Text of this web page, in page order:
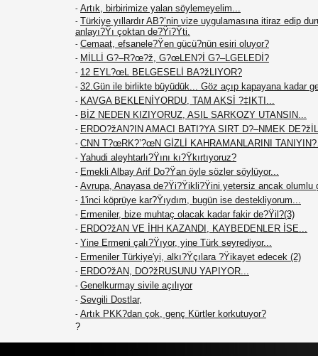
- Artık, birbirimize yalan söylemeyelim...
- Türkiye yıllardır AB?’nin vize uygulamasına itiraz edip
anlayı?Ÿı çoktan de?Ÿi?Ÿti.
- Cemaat, efsanele?Ÿen gücü?nün esiri oluyor?
- MİLLİ G?–R?œ?ž, G?œLEN?İ G?–LGELEDİ?
- 12 EYL?œL BELGESELİ BA?žLIYOR?
- 32.Gün ile birlikte büyüdük... Göz açıp kapayana kadar
- KAVGA BEKLENİYORDU, TAM AKSİ ?‡IKTI...
- BİZ NEDEN KIZIYORUZ, ASIL SARKOZY UTANSIN...
- ERDO?žAN?IN AMACI BATI?YA SIRT D?–NMEK
- CNN T?œRK?’?œN GİZLİ KAHRAMANLARINI
- Yahudi aleyhtarlı?Ÿını kı?Ÿkırtıyoruz?
- Emekli Albay Arif Do?Ÿan öyle sözler söylüyor...
- Avrupa, Anayasa de?Ÿi?Ÿikli?Ÿini yetersiz ancak olumlu
- 1'inci köprüye kar?Ÿıydım, bugün ise destekliyorum...
- Ermeniler, bize muhtaç olacak kadar fakir de?Ÿil?(3)
- ERDO?žAN VE İHH KAZANDI, KAYBEDENLER İSE...
- Yine Ermeni çalı?Ÿıyor, yine Türk seyrediyor...
- Ermeniler Türkiye'yi, alkı?Ÿçılara ?Ÿikayet edecek (2)
- ERDO?žAN, DO?žRUSUNU YAPIYOR...
- Genelkurmay sivile açılıyor
- Sevgili Dostlar,
- Artık PKK?dan çok, genç Kürtler korkutuyor?
?